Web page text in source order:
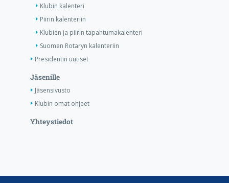
Klubin kalenteri
Piirin kalenteriin
Klubien ja piirin tapahtumakalenteri
Suomen Rotaryn kalenteriin
Presidentin uutiset
Jäsenille
Jäsensivusto
Klubin omat ohjeet
Yhteystiedot